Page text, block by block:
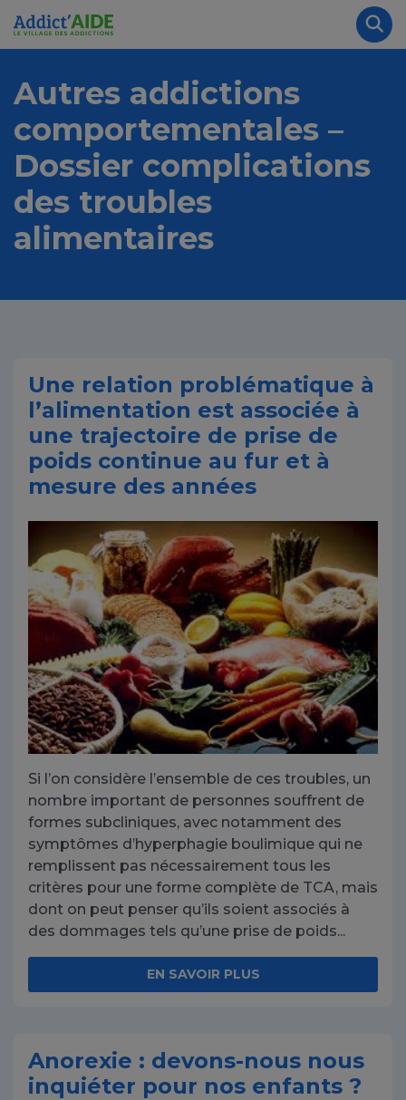
Aller au contenu principal
Autres addictions
comportementales –
Dossier complications
des troubles
alimentaires
Une relation problématique à
l’alimentation est associée à
une trajectoire de prise de
poids continue au fur et à
mesure des années
Si l’on considère l’ensemble de ces troubles, un
nombre important de personnes souffrent de
formes subcliniques, avec notamment des
symptômes d’hyperphagie boulimique qui ne
remplissent pas nécessairement tous les
critères pour une forme complète de TCA, mais
dont on peut penser qu’ils soient associés à
des dommages tels qu’une prise de poids...
EN SAVOIR PLUS
Anorexie : devons-nous nous
inquiéter pour nos enfants ?
Panneau de gestion des cookies